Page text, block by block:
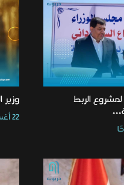
الربط
وزير
22 أغسطس 2023 الساعة 09:07 صباحًا